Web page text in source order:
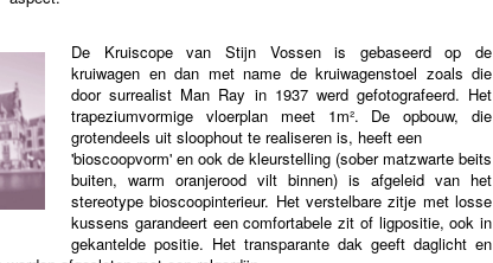
De Kruiscope van Stijn Vossen is gebaseerd op de
kruiwagen en dan met name de kruiwagenstoel zoals die
door surrealist Man Ray in 1937 werd gefotografeerd. Het
trapeziumvormige vloerplan meet 1m². De opbouw, die
grotendeels uit sloophout te realiseren is, heeft een
'bioscoopvorm' en ook de kleurstelling (sober matzwarte beits
buiten, warm oranjerood vilt binnen) is afgeleid van het
stereotype bioscoopinterieur. Het verstelbare zitje met losse
kussens garandeert een comfortabele zit of ligpositie, ook in
gekantelde positie. Het transparante dak geeft daglicht en